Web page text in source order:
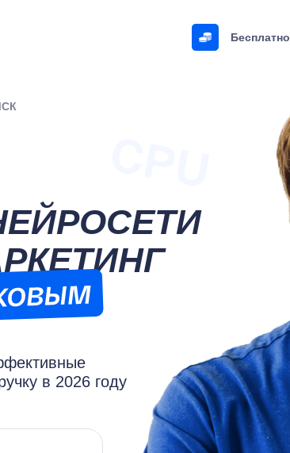
в 2026 году
Бесплатно